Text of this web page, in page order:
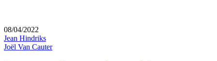
08/04/2022
Jean Hindriks
Joël Van Cauter